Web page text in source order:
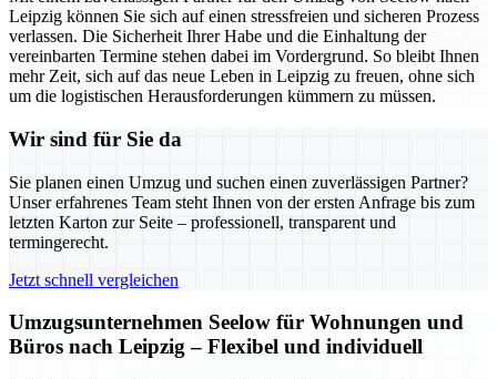
Leipzig können Sie sich auf einen stressfreien und sicheren Prozess
verlassen. Die Sicherheit Ihrer Habe und die Einhaltung der
vereinbarten Termine stehen dabei im Vordergrund. So bleibt Ihnen
mehr Zeit, sich auf das neue Leben in Leipzig zu freuen, ohne sich
um die logistischen Herausforderungen kümmern zu müssen.
Wir sind für Sie da
Sie planen einen Umzug und suchen einen zuverlässigen Partner?
Unser erfahrenes Team steht Ihnen von der ersten Anfrage bis zum
letzten Karton zur Seite – professionell, transparent und
termingerecht.
Jetzt schnell vergleichen
Umzugsunternehmen Seelow für Wohnungen und
Büros nach Leipzig – Flexibel und individuell